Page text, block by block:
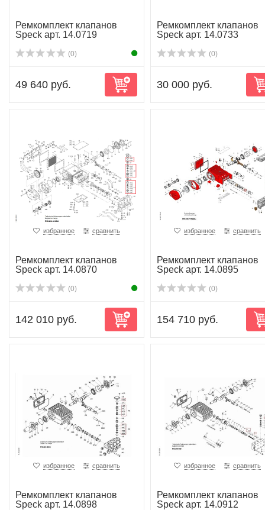
Ремкомплект клапанов
Speck арт. 14.0719
(0)
49 640 руб.
Ремкомплект клапанов
Speck арт. 14.0733
(0)
30 000 руб.
избранное сравнить
Ремкомплект клапанов
Speck арт. 14.0870
(0)
142 010 руб.
избранное сравнить
Ремкомплект клапанов
Speck арт. 14.0895
(0)
154 710 руб.
избранное сравнить
Ремкомплект клапанов
Speck арт. 14.0898
избранное сравнить
Ремкомплект клапанов
Speck арт. 14.0912